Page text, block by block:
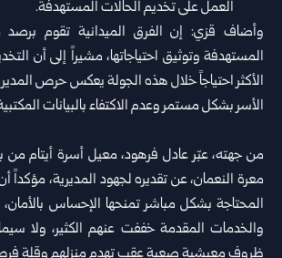
العمل على تخديم الحالات المستهدفة.
وأضاف قزي: إن الفرق الميدانية تقوم برصد
المستهدفة وتوثيق احتياجاتها، مشيراً إلى أن
الأكثر احتياجاً خلال هذه الجولة يعكس حرص
الأسر بشكل مستمر وعدم الاكتفاء بالبيانات
من جهته، عبّر عادل فرهود، معيل أسرة أيتام
معرة النعمان، عن تقديره لجهود المديرية، مؤكداً
المحتاجة بشكل مباشر تمنحها الإحساس بالأمان،
والخدمات المقدمة خففت عنهم الكثير، ولا